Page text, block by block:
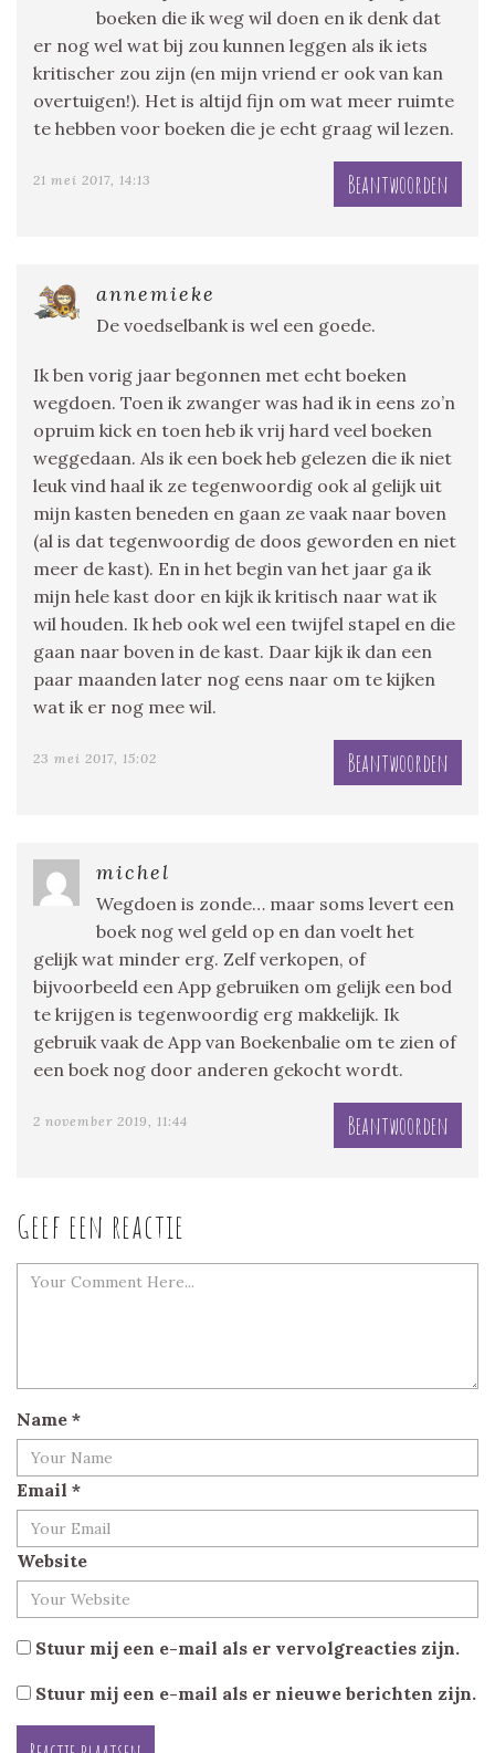
boeken die ik weg wil doen en ik denk dat
er nog wel wat bij zou kunnen leggen als ik iets
kritischer zou zijn (en mijn vriend er ook van kan
overtuigen!). Het is altijd fijn om wat meer ruimte
te hebben voor boeken die je echt graag wil lezen.
21 mei 2017, 14:13 Beantwoorden
annemieke
De voedselbank is wel een goede.
Ik ben vorig jaar begonnen met echt boeken
wegdoen. Toen ik zwanger was had ik in eens zo’n
opruim kick en toen heb ik vrij hard veel boeken
weggedaan. Als ik een boek heb gelezen die ik niet
leuk vind haal ik ze tegenwoordig ook al gelijk uit
mijn kasten beneden en gaan ze vaak naar boven
(al is dat tegenwoordig de doos geworden en niet
meer de kast). En in het begin van het jaar ga ik
mijn hele kast door en kijk ik kritisch naar wat ik
wil houden. Ik heb ook wel een twijfel stapel en die
gaan naar boven in de kast. Daar kijk ik dan een
paar maanden later nog eens naar om te kijken
wat ik er nog mee wil.
23 mei 2017, 15:02 Beantwoorden
michel
Wegdoen is zonde… maar soms levert een
boek nog wel geld op en dan voelt het
gelijk wat minder erg. Zelf verkopen, of
bijvoorbeeld een App gebruiken om gelijk een bod
te krijgen is tegenwoordig erg makkelijk. Ik
gebruik vaak de App van Boekenbalie om te zien of
een boek nog door anderen gekocht wordt.
2 november 2019, 11:44 Beantwoorden
Geef een reactie
Name *
Email *
Website
Stuur mij een e-mail als er vervolgreacties zijn.
Stuur mij een e-mail als er nieuwe berichten zijn.